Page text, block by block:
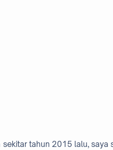
sekitar tahun 2015 lalu,